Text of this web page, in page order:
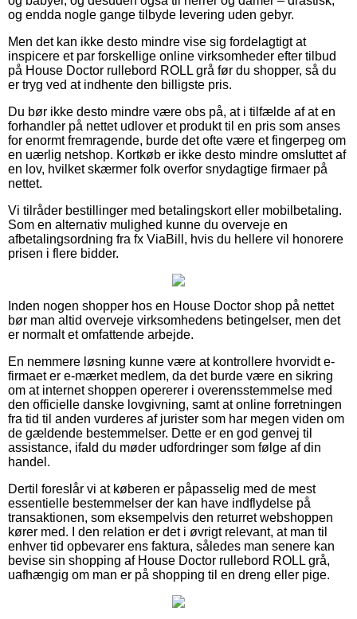
og endda nogle gange tilbyde levering uden gebyr.
Men det kan ikke desto mindre vise sig fordelagtigt at
inspicere et par forskellige online virksomheder efter tilbud
på House Doctor rullebord ROLL grå før du shopper, så du
er tryg ved at indhente den billigste pris.
Du bør ikke desto mindre være obs på, at i tilfælde af at en
forhandler på nettet udlover et produkt til en pris som anses
for enormt fremragende, burde det ofte være et fingerpeg om
en uærlig netshop. Kortkøb er ikke desto mindre omsluttet af
en lov, hvilket skærmer folk overfor snydagtige firmaer på
nettet.
Vi tilråder bestillinger med betalingskort eller mobilbetaling.
Som en alternativ mulighed kunne du overveje en
afbetalingsordning fra fx ViaBill, hvis du hellere vil honorere
prisen i flere bidder.
Inden nogen shopper hos en House Doctor shop på nettet
bør man altid overveje virksomhedens betingelser, men det
er normalt et omfattende arbejde.
En nemmere løsning kunne være at kontrollere hvorvidt e-
firmaet er e-mærket medlem, da det burde være en sikring
om at internet shoppen opererer i overensstemmelse med
den officielle danske lovgivning, samt at online forretningen
fra tid til anden vurderes af jurister som har megen viden om
de gældende bestemmelser. Dette er en god genvej til
assistance, ifald du møder udfordringer som følge af din
handel.
Dertil foreslår vi at køberen er påpasselig med de mest
essentielle bestemmelser der kan have indflydelse på
transaktionen, som eksempelvis den returret webshoppen
kører med. I den relation er det i øvrigt relevant, at man til
enhver tid opbevarer ens faktura, således man senere kan
bevise sin shopping af House Doctor rullebord ROLL grå,
uafhængig om man er på shopping til en dreng eller pige.